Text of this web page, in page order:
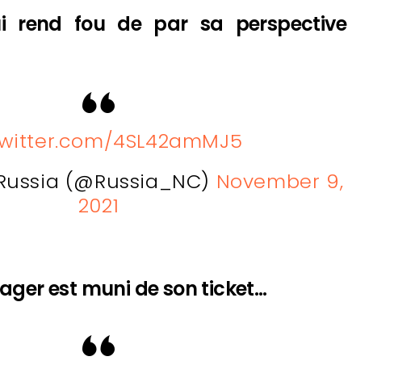
rend fou de par sa perspective
4SL42amMJ5
(@Russia_NC) November 9,
2021
est muni de son ticket…